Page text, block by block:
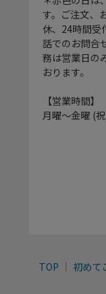
す。ご注文、
休、24時間受
話でのお問合
務は営業日の
おります。
【営業時間】
月曜～金曜 (
TOP 初めて